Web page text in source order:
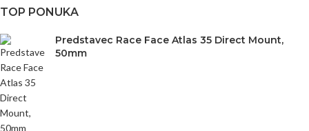
TOP PONUKA
Predstavec Race Face Atlas 35 Direct Mount,
50mm